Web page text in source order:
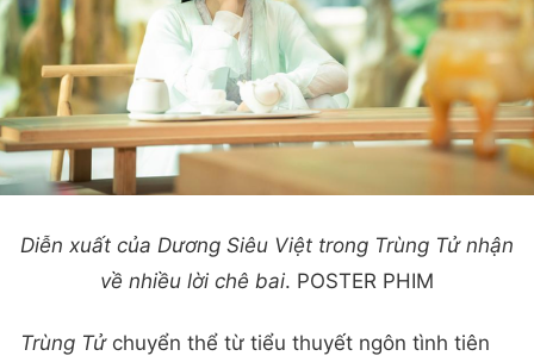
Diễn xuất của Dương Siêu Việt trong Trùng Tửnhận
về nhiều lời chê bai. POSTER PHIM
Trùng Tử chuyển thể từ tiểu thuyết ngôn tình tiên